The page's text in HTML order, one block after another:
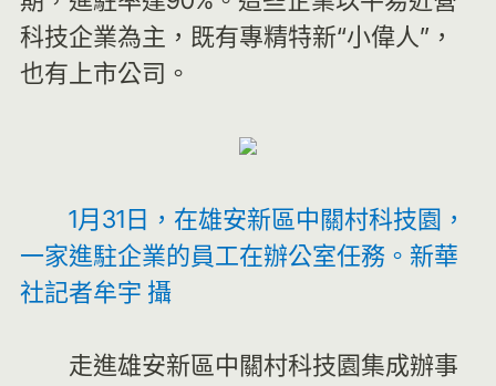
科技企業為主，既有專精特新“小偉人”，
也有上市公司。
1月31日，在雄安新區中關村科技園，
一家進駐企業的員工在辦公室任務。新華
社記者牟宇 攝
走進雄安新區中關村科技園集成辦事